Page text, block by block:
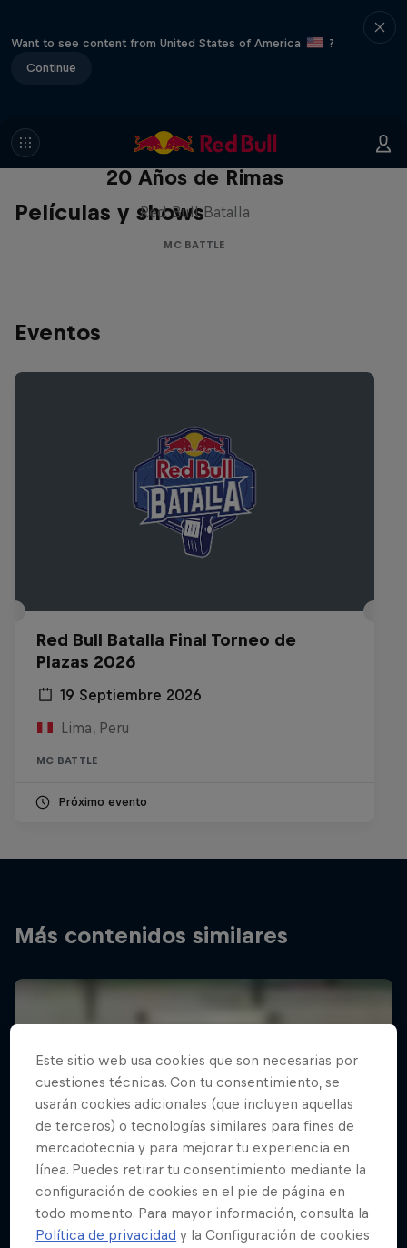
Want to see content from United States of America
?
Continue
Películas y shows
Red Bull Batalla Nueva Historia:
20 Años de Rimas
Red Bull Batalla
MC BATTLE
Eventos
Red Bull Batalla Final Torneo de
Plazas 2026
19 Septiembre 2026
Lima, Peru
MC BATTLE
Próximo evento
Más contenidos similares
Este sitio web usa cookies que son necesarias por
cuestiones técnicas. Con tu consentimiento, se
usarán cookies adicionales (que incluyen aquellas
de terceros) o tecnologías similares para fines de
mercadotecnia y para mejorar tu experiencia en
línea. Puedes retirar tu consentimiento mediante la
configuración de cookies en el pie de página en
todo momento. Para mayor información, consulta la
Política de privacidad y la Configuración de cookies